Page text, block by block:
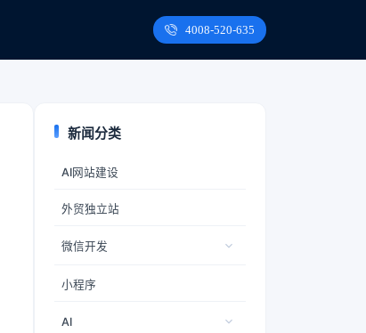
4008-520-635
新闻分类
AI网站建设
外贸独立站
微信开发
小程序
AI